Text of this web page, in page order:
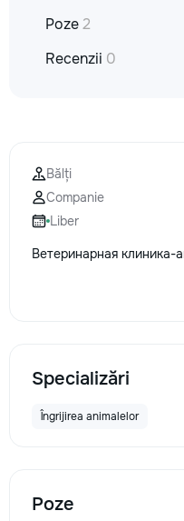
Poze2
Recenzii 0
Bălți
Companie
Liber
Ветеринарная клиника-
Specializări
Îngrijirea animalelor
Poze